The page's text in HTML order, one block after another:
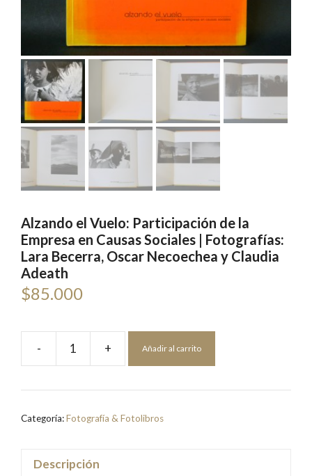
Alzando el Vuelo: Participación de la
Empresa en Causas Sociales | Fotografías:
Lara Becerra, Oscar Necoechea y Claudia
Adeath
$85.000
-
Alzando
Vuelo:
de
+ Añadir al carrito
Categoría:Fotografía & Fotolibros
Descripción